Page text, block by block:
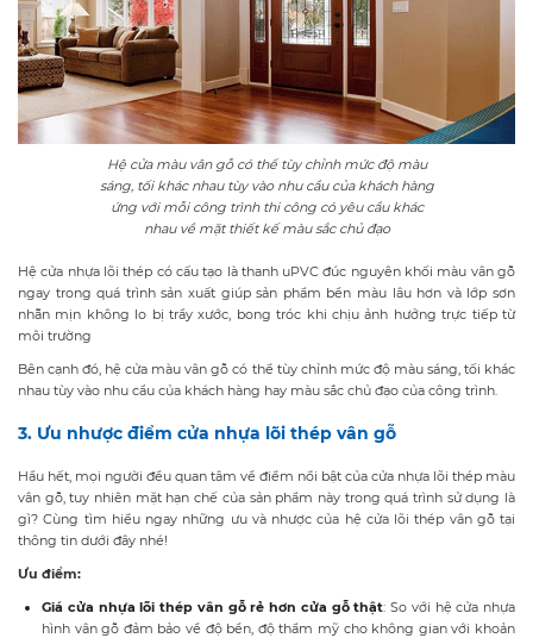
Hệ cửa màu vân gỗ có thể tùy chỉnh mức độ màu
sáng, tối khác nhau tùy vào nhu cầu của khách hàng
ứng với mỗi công trình thi công có yêu cầu khác
nhau về mặt thiết kế màu sắc chủ đạo
Hệ cửa nhựa lõi thép có cấu tạo là thanh uPVC đúc nguyên khối màu vân gỗ
ngay trong quá trình sản xuất giúp sản phẩm bền màu lâu hơn và lớp sơn
nhẵn mịn không lo bị trầy xước, bong tróc khi chịu ảnh hưởng trực tiếp từ
môi trường
Bên cạnh đó, hệ cửa màu vân gỗ có thể tùy chỉnh mức độ màu sáng, tối khác
nhau tùy vào nhu cầu của khách hàng hay màu sắc chủ đạo của công trình.
3. Ưu nhược điểm cửa nhựa lõi thép vân gỗ
Hầu hết, mọi người đều quan tâm về điểm nổi bật của cửa nhựa lõi thép màu
vân gỗ, tuy nhiên mặt hạn chế của sản phẩm này trong quá trình sử dụng là
gì? Cùng tìm hiểu ngay những ưu và nhược của hệ cửa lõi thép vân gỗ tại
thông tin dưới đây nhé!
Ưu điểm:
Giá cửa nhựa lõi thép vân gỗ rẻ hơn cửa gỗ thật: So với hệ cửa nhựa
hình vân gỗ đảm bảo về độ bền, độ thẩm mỹ cho không gian với khoản